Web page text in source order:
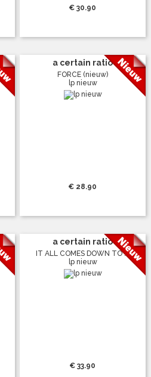
€ 30.90
a certain ratio
FORCE (nieuw)
lp nieuw
€ 28.90
a certain ratio
IT ALL COMES DOWN TO ...
lp nieuw
€ 33.90